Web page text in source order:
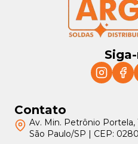
Contato
Av. Min. Petrônio Portela,
São Paulo/SP | CEP: